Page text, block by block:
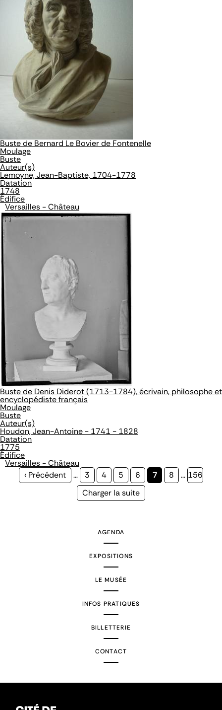
Buste de Bernard Le Bovier de Fontenelle
Moulage
Buste
Auteur(s)
Lemoyne, Jean-Baptiste, 1704-1778
Datation
1748
Édifice
Versailles - Château
Buste de Denis Diderot (1713-1784), écrivain, philosophe et
encyclopédiste français
Moulage
Buste
Auteur(s)
Houdon, Jean-Antoine - 1741 - 1828
Datation
1775
Édifice
Versailles - Château
Page
‹ Précédent … Page
3 Page
4 Page
5 Page
6
Page
7 Page
8 … Page
156
Page
Charger la suite
AGENDA
EXPOSITIONS
LE MUSÉE
INFOS PRATIQUES
BILLETTERIE
CONTACT